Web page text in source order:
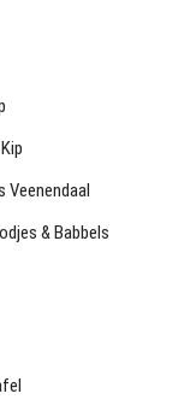
Veenendaal
& Babbels